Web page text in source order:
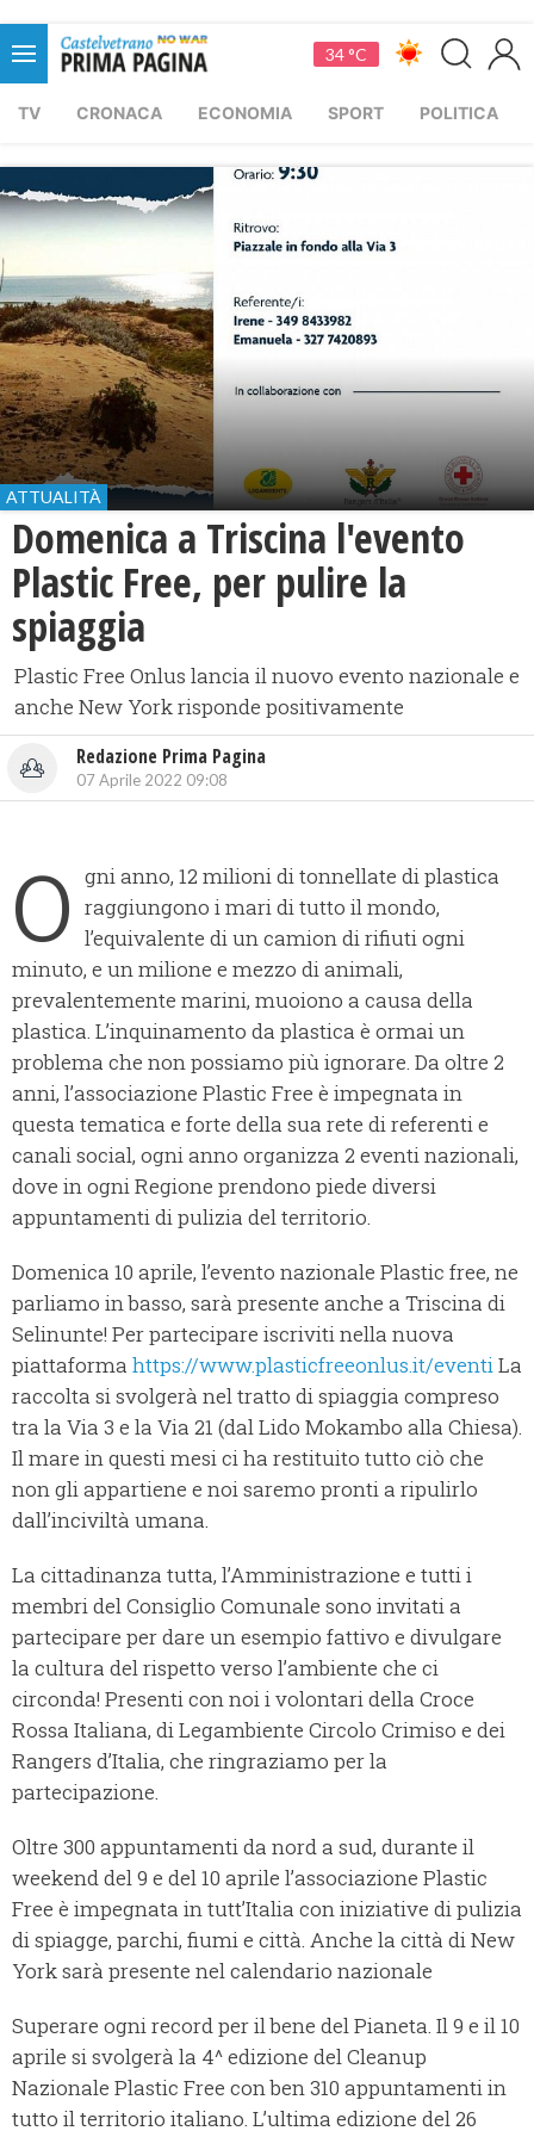
34 °C
TV CRONACA ECONOMIA SPORT POLITICA
ATTUALITÀ
Domenica a Triscina l'evento
Plastic Free, per pulire la
spiaggia
Plastic Free Onlus lancia il nuovo evento nazionale e
anche New York risponde positivamente
Redazione Prima Pagina
07 Aprile 2022 09:08
O gni anno, 12 milioni di tonnellate di plastica
raggiungono i mari di tutto il mondo,
l’equivalente di un camion di rifiuti ogni
minuto, e un milione e mezzo di animali,
prevalentemente marini, muoiono a causa della
plastica. L’inquinamento da plastica è ormai un
problema che non possiamo più ignorare. Da oltre 2
anni, l’associazione Plastic Free è impegnata in
questa tematica e forte della sua rete di referenti e
canali social, ogni anno organizza 2 eventi nazionali,
dove in ogni Regione prendono piede diversi
appuntamenti di pulizia del territorio.
Domenica 10 aprile, l’evento nazionale Plastic free, ne
parliamo in basso, sarà presente anche a Triscina di
Selinunte! Per partecipare iscriviti nella nuova
piattaforma https://www.plasticfreeonlus.it/eventiLa
raccolta si svolgerà nel tratto di spiaggia compreso
tra la Via 3 e la Via 21 (dal Lido Mokambo alla Chiesa).
Il mare in questi mesi ci ha restituito tutto ciò che
non gli appartiene e noi saremo pronti a ripulirlo
dall’inciviltà umana.
La cittadinanza tutta, l’Amministrazione e tutti i
membri del Consiglio Comunale sono invitati a
partecipare per dare un esempio fattivo e divulgare
la cultura del rispetto verso l’ambiente che ci
circonda! Presenti con noi i volontari della Croce
Rossa Italiana, di Legambiente Circolo Crimiso e dei
Rangers d’Italia, che ringraziamo per la
partecipazione.
Oltre 300 appuntamenti da nord a sud, durante il
weekend del 9 e del 10 aprile l’associazione Plastic
Free è impegnata in tutt’Italia con iniziative di pulizia
di spiagge, parchi, fiumi e città. Anche la città di New
York sarà presente nel calendario nazionale
Superare ogni record per il bene del Pianeta. Il 9 e il 10
aprile si svolgerà la 4^ edizione del Cleanup
Nazionale Plastic Free con ben 310 appuntamenti in
tutto il territorio italiano. L’ultima edizione del 26